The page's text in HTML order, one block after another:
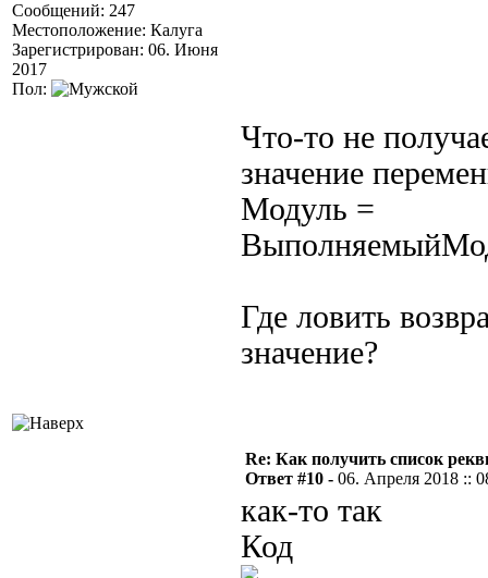
Сообщений: 247
Местоположение: Калуга
Зарегистрирован: 06. Июня
2017
Пол:
Что-то не
значение
Модуль =
Где ловить
значение?
Re: Как получить список
Ответ #10 - 06. Апреля 2018 ::
как-то так
Код